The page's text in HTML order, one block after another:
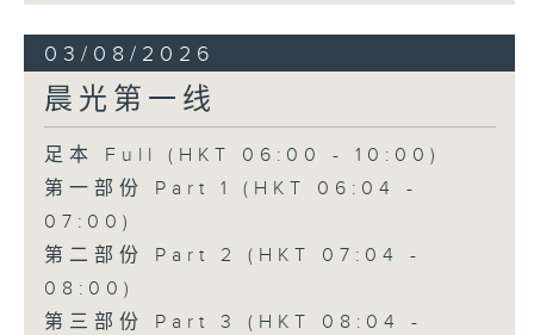
03/08/2026
晨光第一线
足本 Full (HKT 06:00 - 10:00)
第一部份 Part 1 (HKT 06:04 -
07:00)
第二部份 Part 2 (HKT 07:04 -
08:00)
第三部份 Part 3 (HKT 08:04 -